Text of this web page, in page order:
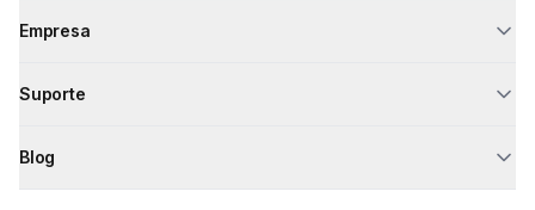
Empresa
Suporte
Blog